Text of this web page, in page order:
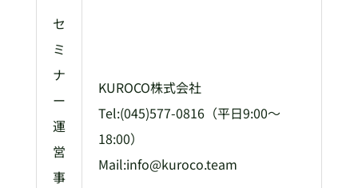
セ
ミ
ナ
ー
運
営
事
KUROCO株式会社
Tel:(045)577-0816（平日9:00～
18:00）
Mail:info@kuroco.team